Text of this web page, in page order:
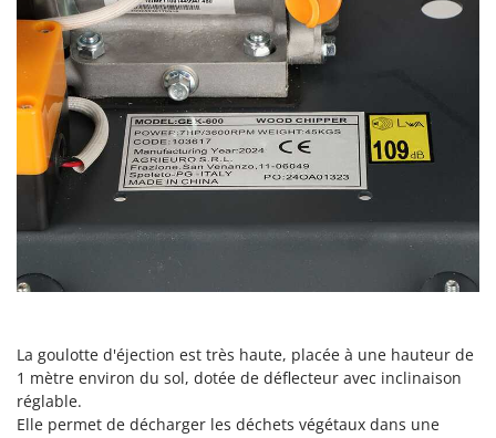
Silky
Simatech
Sirman
Skil
Smartwood
Snapper
Spice Electronics
Spring Protezione
Spyro
Stanley
La goulotte d'éjection est très haute, placée à une hauteur de
1 mètre environ du sol, dotée de déflecteur avec inclinaison
réglable.
Elle permet de décharger les déchets végétaux dans une